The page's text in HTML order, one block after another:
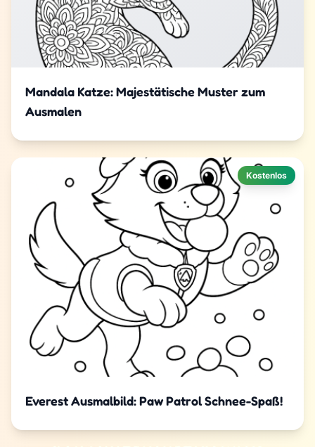
Mandala Katze: Majestätische Muster zum
Ausmalen
Kostenlos
Everest Ausmalbild: Paw Patrol Schnee-Spaß!